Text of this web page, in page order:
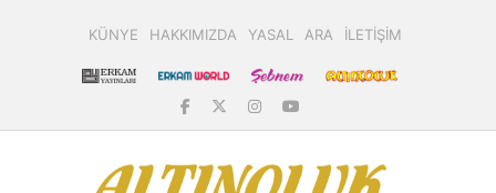
KÜNYE HAKKIMIZDA YASAL ARA İLETİŞİM